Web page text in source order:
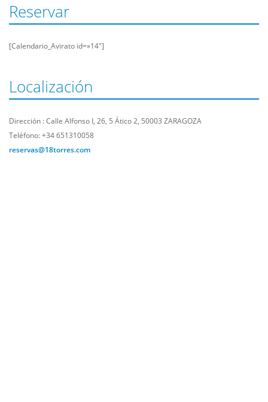
Reservar
[Calendario_Avirato id=»14″]
Localización
Dirección : Calle Alfonso I, 26, 5 Ático 2, 50003 ZARAGOZA
Teléfono: +34 651310058
reservas@18torres.com